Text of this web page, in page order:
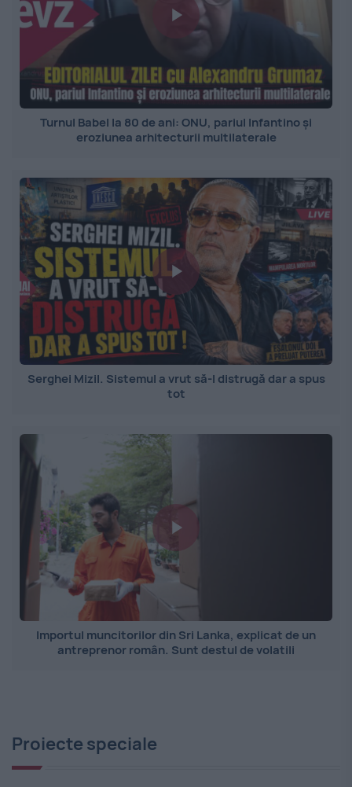
Turnul Babel la 80 de ani: ONU, pariul Infantino și
eroziunea arhitecturii multilaterale
Serghei Mizil. Sistemul a vrut să-l distrugă dar a spus
tot
Importul muncitorilor din Sri Lanka, explicat de un
antreprenor român. Sunt destul de volatili
Proiecte speciale